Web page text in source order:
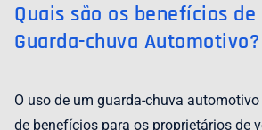
Quais são os benefícios
Guarda-chuva Automotivo?
O uso de um guarda-chuva
de benefícios para os proprietários de